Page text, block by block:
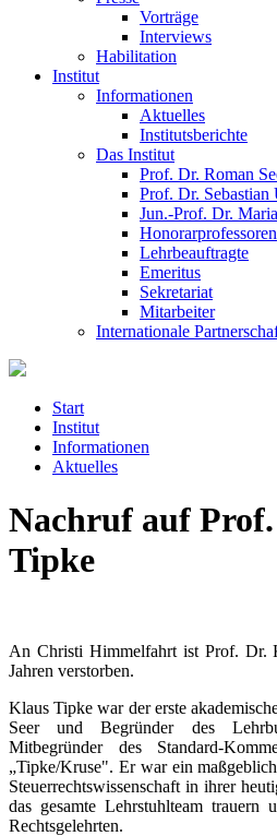
Vorträge
Interviews
Habilitation
Institut
Informationen
Aktuelles
Institutsberichte
Das Institut
Prof. Dr. Roman
Prof. Dr. Sebastian
Jun.-Prof. Dr.
Honorarprofessoren
Lehrbeauftragte
Emeritus
Sekretariat
Mitarbeiter
Internationale
Start
Institut
Informationen
Aktuelles
Nachruf auf
Tipke
An Christi Himmelfahrt ist Prof. Dr.
Jahren verstorben.
Klaus Tipke war der erste
Seer und Begründer des
Mitbegründer des Standard-
„Tipke/Kruse". Er war ein
Steuerrechtswissenschaft in ihrer
das gesamte Lehrstuhlteam trauern
Rechtsgelehrten.